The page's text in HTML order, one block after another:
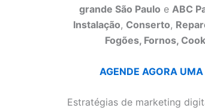
grande São Paulo e ABC
Instalação, Conserto,
Fogões, Fornos,
AGENDE AGORA
Estratégias de marketing